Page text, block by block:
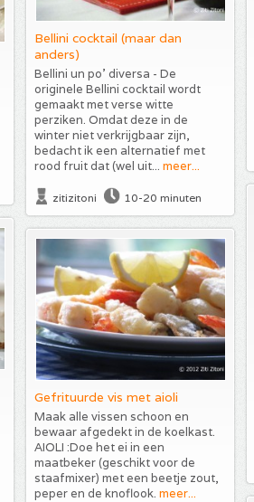
Bellini cocktail (maar dan
anders)
Bellini un po’ diversa - De
originele Bellini cocktail wordt
gemaakt met verse witte
perziken. Omdat deze in de
winter niet verkrijgbaar zijn,
bedacht ik een alternatief met
rood fruit dat (wel uit... meer...
zitizitoni 10-20 minuten
Gefrituurde vis met aioli
Maak alle vissen schoon en
bewaar afgedekt in de koelkast.
AIOLI :Doe het ei in een
maatbeker (geschikt voor de
staafmixer) met een beetje zout,
peper en de knoflook. meer...